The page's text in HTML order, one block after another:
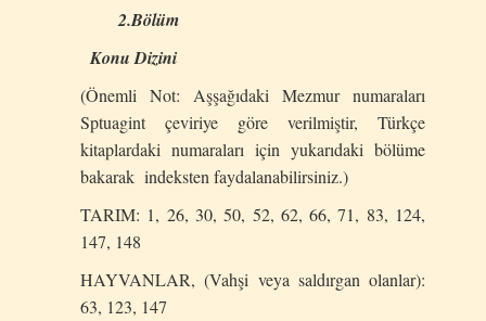
2.Bölüm
Konu Dizini
(Önemli Not: Aşşağıdaki Mezmur numaraları
Sptuagint çeviriye göre verilmiştir, Türkçe
kitaplardaki numaraları için yukarıdaki bölüme
bakarak indeksten faydalanabilirsiniz.)
TARIM: 1, 26, 30, 50, 52, 62, 66, 71, 83, 124,
147, 148
HAYVANLAR, (Vahşi veya saldırgan olanlar):
63, 123, 147